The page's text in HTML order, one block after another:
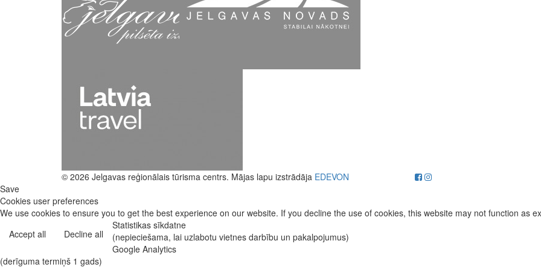
© 2026 Jelgavas reģionālais tūrisma centrs. Mājas lapu izstrādāja EDEVON
Save
Cookies user preferences
We use cookies to ensure you to get the best experience on our website. If you decline the use of cookies, this website may not function as
Accept all
Decline all
Statistikas sīkdatne
(nepieciešama, lai uzlabotu vietnes darbību un pakalpojumus)
Google Analytics
(derīguma termiņš 1 gads)